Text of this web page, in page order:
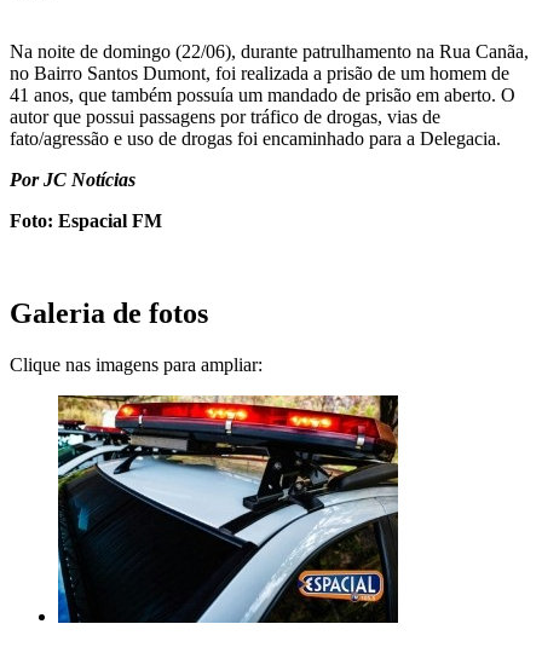
Na noite de domingo (22/06), durante patrulhamento na Rua Canãa,
no Bairro Santos Dumont, foi realizada a prisão de um homem de
41 anos, que também possuía um mandado de prisão em aberto. O
autor que possui passagens por tráfico de drogas, vias de
fato/agressão e uso de drogas foi encaminhado para a Delegacia.
Por JC Notícias
Foto: Espacial FM
Galeria de fotos
Clique nas imagens para ampliar: